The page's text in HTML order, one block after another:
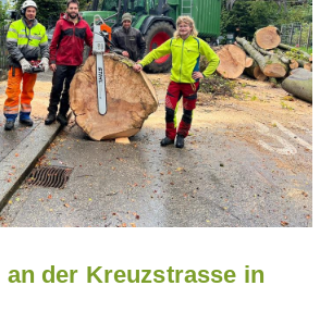
der Kreuzstrasse in